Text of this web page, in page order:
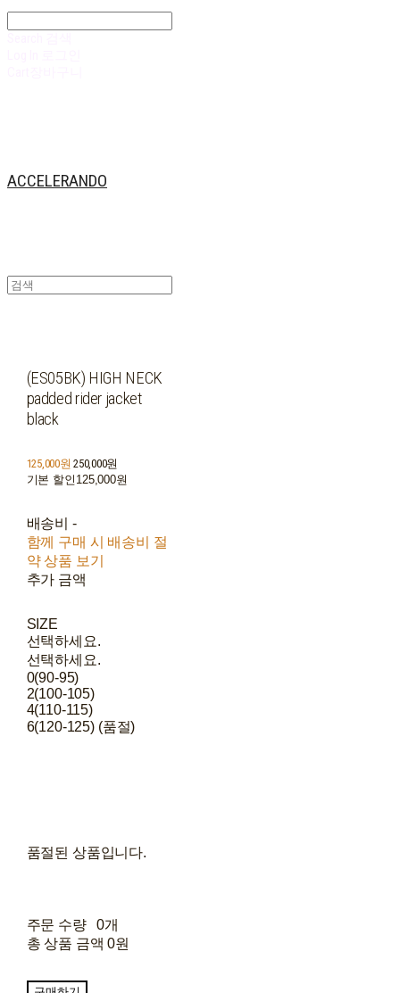
ACCELERANDO
(ES05BK) HIGH NECK
padded rider jacket
black
125,000원250,000원
기본 할인 125,000원
배송비 -
함께 구매 시 배송비 절
약 상품 보기
추가 금액
SIZE
선택하세요.
선택하세요.
0(90-95)
2(100-105)
4(110-115)
6(120-125) (품절)
품절된 상품입니다.
주문 수량
0개
총 상품 금액 0원